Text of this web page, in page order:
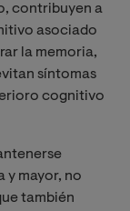
contribuyen a
asociado
la memoria,
síntomas
cognitivo
y mayor, no
también